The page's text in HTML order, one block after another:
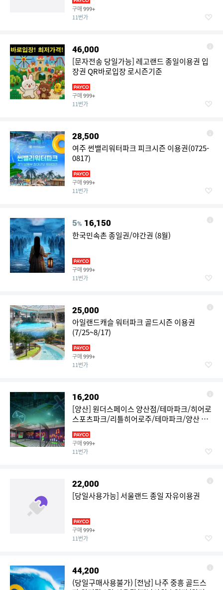
구매 999+
11번가
46,000
[문자전송 당일가능] 레고랜드 종일이용권 입
장권 QR바로입장 로시즌기준
구매 999+
11번가
28,500
여주 썬밸리워터파크 피크시즌 이용권(0725-
0817)
구매 999+
11번가
5% 16,150
한국민속촌 종일권/야간권 (8월)
구매 999+
11번가
25,000
아일랜드캐슬 워터파크 골드시즌 이용권
(7/25~8/17)
구매 999+
11번가
16,200
[양산] 원더스페이스 양산점/테마파크/히어로
스포츠파크/리틀히어로주/테마파크/양산 키
즈카페/키즈파크
구매 999+
11번가
22,000
[당일사용가능] 서울랜드 종일 자유이용권
구매 999+
11번가
44,200
(당일구매사용불가) [전남] 나주 중흥 골드스